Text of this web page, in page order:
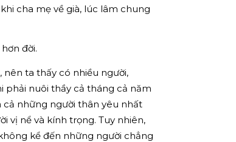
cha mẹ về già, lúc lâm chung
đời.
ta thấy có nhiều người,
phải nuôi thầy cả tháng cả năm
những người thân yêu nhất
vị nể và kính trọng. Tuy nhiên,
kể đến những người chẳng